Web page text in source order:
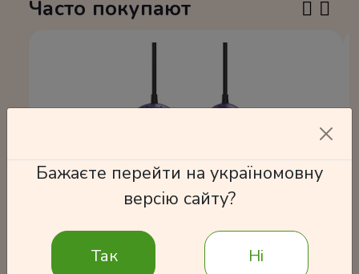
Часто покупают
Бажаєте перейти на україномовну
версію сайту?
Так Ні